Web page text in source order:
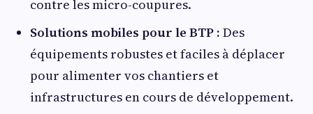
contre les micro-coupures.
Solutions mobiles pour le BTP : Des
équipements robustes et faciles à déplacer
pour alimenter vos chantiers et
infrastructures en cours de développement.